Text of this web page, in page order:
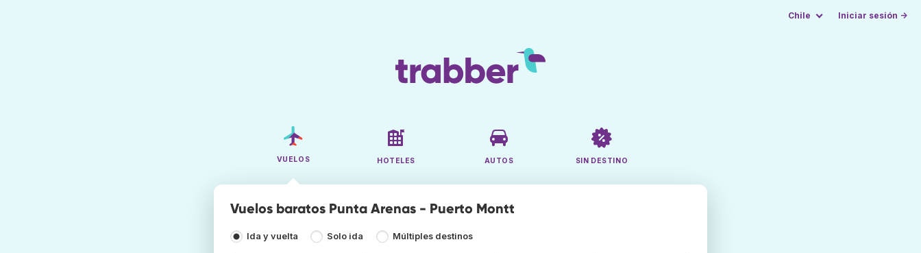
Chile Iniciar sesión →
VUELOS HOTELES AUTOS SIN DESTINO
Vuelos baratos Punta Arenas - Puerto Montt
Ida y vuelta Solo ida Múltiples destinos